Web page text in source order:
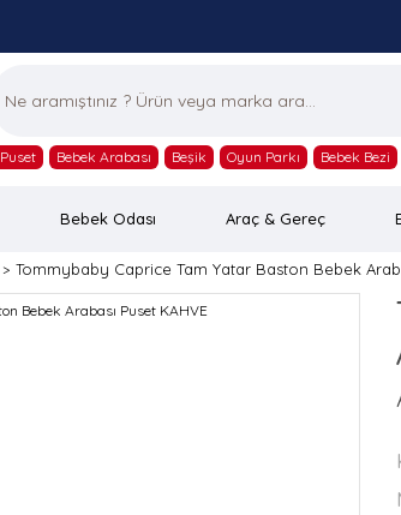
Puset Bebek Arabası Beşik Oyun Parkı Bebek Bezi
Bebek Odası Araç & Gereç
Tommybaby Caprice Tam Yatar Baston Bebek